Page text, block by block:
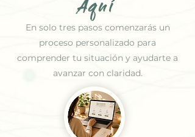
Aquí
En solo tres pasos comenzarás un
proceso personalizado para
comprender tu situación y ayudarte a
avanzar con claridad.